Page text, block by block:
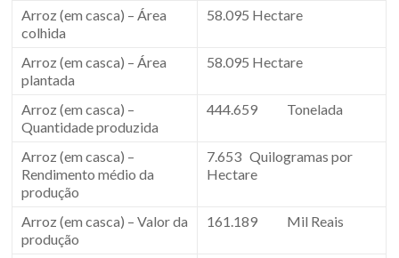
Arroz (em casca) – Área
colhida
58.095 Hectare
Arroz (em casca) – Área
plantada
58.095 Hectare
Arroz (em casca) –
Quantidade produzida
444.659 Tonelada
Arroz (em casca) –
Rendimento médio da
produção
7.653 Quilogramas por
Hectare
Arroz (em casca) – Valor da
produção
161.189 Mil Reais